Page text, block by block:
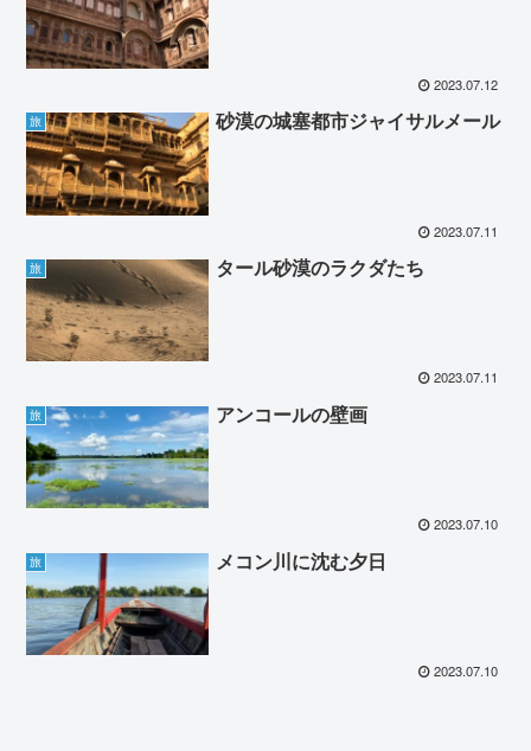
2023.07.12
旅 砂漠の城塞都市ジャイサルメール
2023.07.11
旅 タール砂漠のラクダたち
2023.07.11
旅 アンコールの壁画
2023.07.10
旅 メコン川に沈む夕日
2023.07.10